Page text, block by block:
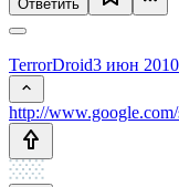
Ответить
TerrorDroid3 июн
http://